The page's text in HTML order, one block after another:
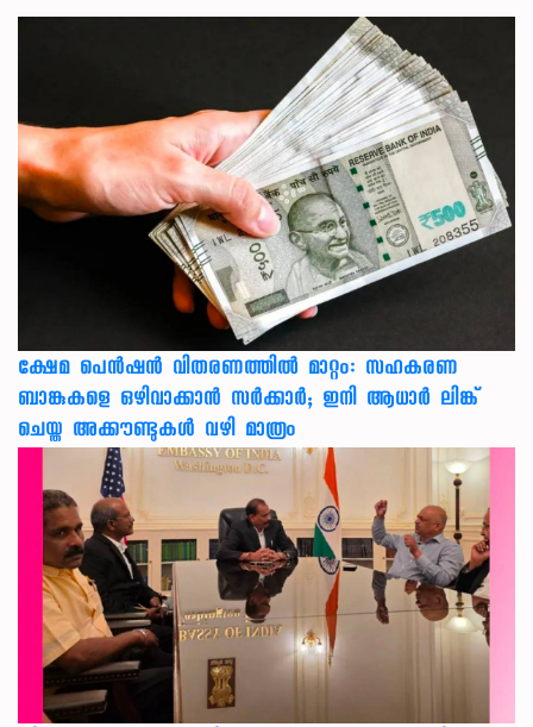
ക്ഷേമ പെൻഷൻ വിതരണത്തിൽ മാറ്റം: സഹകരണ
ബാങ്കുകളെ ഒഴിവാക്കാൻ സർക്കാർ; ഇനി ആധാർ ലിങ്ക്
ചെയ്ത അക്കൗണ്ടുകൾ വഴി മാത്രം